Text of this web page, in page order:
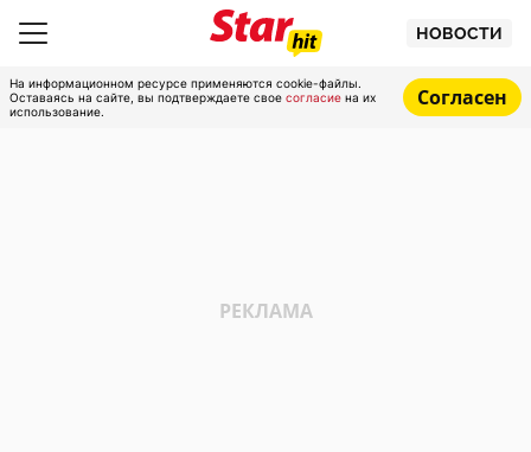
НОВОСТИ
На информационном ресурсе применяются cookie-файлы.
Оставаясь на сайте, вы подтверждаете свое согласие на их
использование.
Согласен